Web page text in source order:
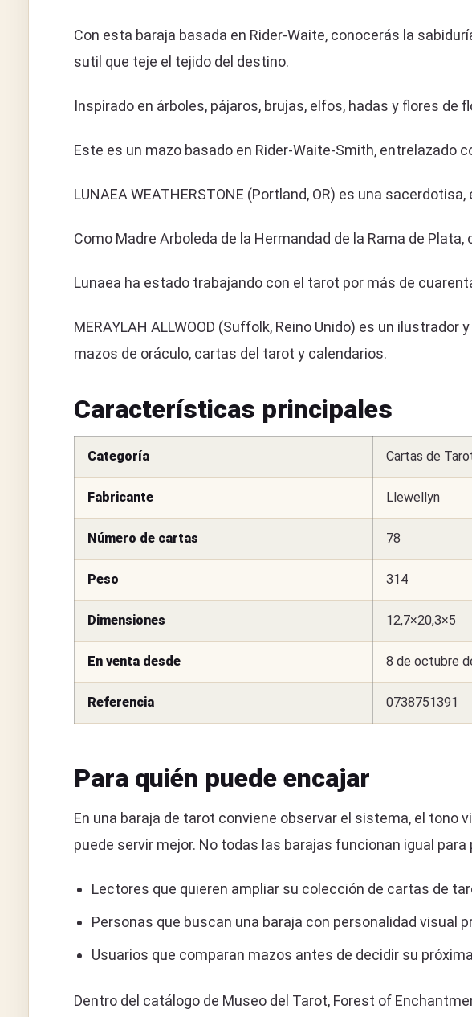
Con esta baraja basada en Rider-Waite, conocerás la
sutil que teje el tejido del destino.
Inspirado en árboles, pájaros, brujas, elfos, hadas y flores
Este es un mazo basado en Rider-Waite-Smith, entrelazado
LUNAEA WEATHERSTONE (Portland, OR) es una
Como Madre Arboleda de la Hermandad de la Rama de
Lunaea ha estado trabajando con el tarot por más de
MERAYLAH ALLWOOD (Suffolk, Reino Unido) es un
mazos de oráculo, cartas del tarot y calendarios.
Características principales
Categoría Cartas de
Fabricante Llewellyn
Número de cartas 78
Peso 314
Dimensiones 12,7×20,3×5
En venta desde 8 de octubre
Referencia 0738751391
Para quién puede encajar
En una baraja de tarot conviene observar el sistema, el tono
puede servir mejor. No todas las barajas funcionan igual
Lectores que quieren ampliar su colección de cartas de
Personas que buscan una baraja con personalidad visual
Usuarios que comparan mazos antes de decidir su
Dentro del catálogo de Museo del Tarot, Forest of